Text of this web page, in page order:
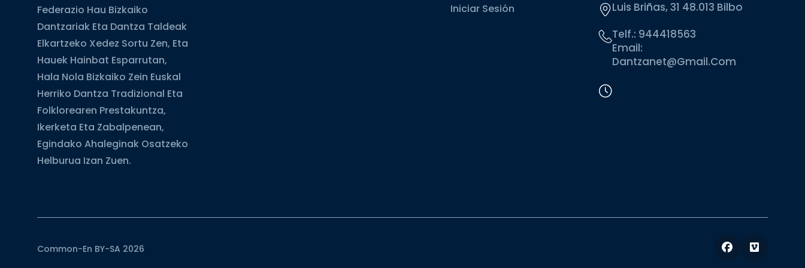
Federazio Hau Bizkaiko
Dantzariak Eta Dantza Taldeak
Elkartzeko Xedez Sortu Zen, Eta
Hauek Hainbat Esparrutan,
Hala Nola Bizkaiko Zein Euskal
Herriko Dantza Tradizional Eta
Folklorearen Prestakuntza,
Ikerketa Eta Zabalpenean,
Egindako Ahaleginak Osatzeko
Helburua Izan Zuen.
Iniciar Sesión
Luis Briñas, 31 48.013 Bilbo
Telf.: 944418563
Email:
Dantzanet@gmail.com
Common-En BY-SA 2026 Facebook
Vimeo